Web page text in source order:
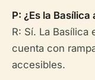
P: ¿Es la
R: Sí. La
cuenta con
accesibles.